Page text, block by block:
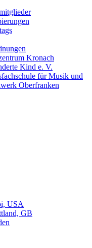
Kronach
Kind e. V.
für Musik und
Oberfranken
USA
GB